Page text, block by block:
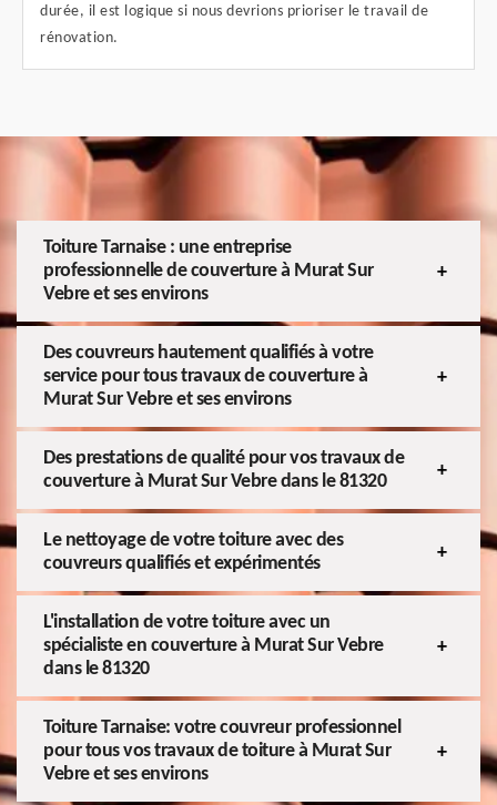
durée, il est logique si nous devrions prioriser le travail de
rénovation.
Toiture Tarnaise : une entreprise
professionnelle de couverture à Murat Sur
Vebre et ses environs
Des couvreurs hautement qualifiés à votre
service pour tous travaux de couverture à
Murat Sur Vebre et ses environs
Des prestations de qualité pour vos travaux de
couverture à Murat Sur Vebre dans le 81320
Le nettoyage de votre toiture avec des
couvreurs qualifiés et expérimentés
L'installation de votre toiture avec un
spécialiste en couverture à Murat Sur Vebre
dans le 81320
Toiture Tarnaise: votre couvreur professionnel
pour tous vos travaux de toiture à Murat Sur
Vebre et ses environs